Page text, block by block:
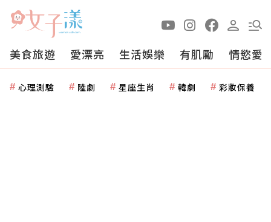
美食旅遊 愛漂亮 生活娛樂 有肌勵 情慾愛
心理測驗 陸劇 星座生肖 韓劇 彩妝保養